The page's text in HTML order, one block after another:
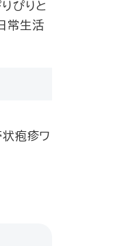
ぴりと
常生活
状疱疹ワ